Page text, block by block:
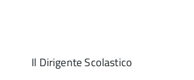
Il Dirigente Scolastico